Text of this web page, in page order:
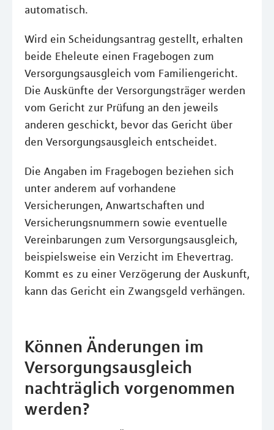
automatisch.
Wird ein Scheidungsantrag gestellt, erhalten
beide Eheleute einen Fragebogen zum
Versorgungsausgleich vom Familiengericht.
Die Auskünfte der Versorgungsträger werden
vom Gericht zur Prüfung an den jeweils
anderen geschickt, bevor das Gericht über
den Versorgungsausgleich entscheidet.
Die Angaben im Fragebogen beziehen sich
unter anderem auf vorhandene
Versicherungen, Anwartschaften und
Versicherungsnummern sowie eventuelle
Vereinbarungen zum Versorgungsausgleich,
beispielsweise ein Verzicht im Ehevertrag.
Kommt es zu einer Verzögerung der Auskunft,
kann das Gericht ein Zwangsgeld verhängen.
Können Änderungen im
Versorgungsausgleich
nachträglich vorgenommen
werden?